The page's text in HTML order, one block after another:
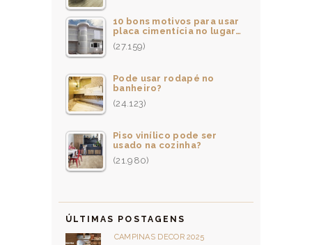
10 bons motivos para usar
placa cimentícia no lugar…
(27.159)
Pode usar rodapé no
banheiro?
(24.123)
Piso vinílico pode ser
usado na cozinha?
(21.980)
ÚLTIMAS POSTAGENS
CAMPINAS DECOR 2025